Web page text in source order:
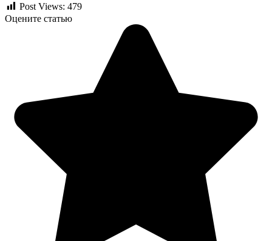
Post Views: 479
Оцените статью